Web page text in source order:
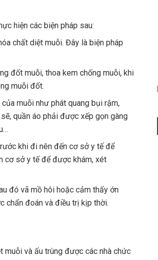
hiện các biện pháp sau:
chất diệt muỗi. Đây là biện pháp
đốt muỗi, thoa kem chống muỗi, khi
muỗi đốt.
muỗi như phát quang bụi rậm,
quần áo phải được xếp gọn gàng
khi đi nên đến cơ sở y tế để
cơ sở y tế để được khám, xét
đó vã mồ hôi hoặc cảm thấy ớn
chẩn đoán và điều trị kịp thời.
muỗi và ấu trùng được các nhà chức